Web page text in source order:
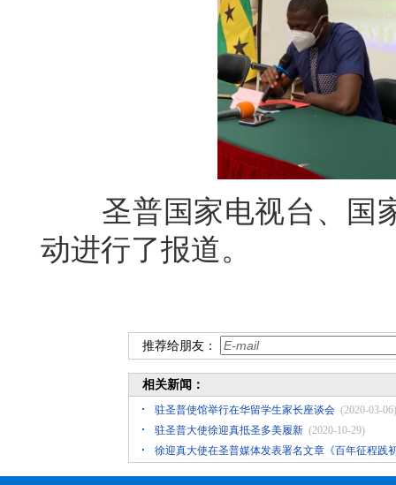
圣普国家电视台、国家
动进行了报道。
推荐给朋友：
相关新闻：
驻圣普使馆举行在华留学生家长座谈会 (2020-03-06)
驻圣普大使徐迎真抵圣多美履新 (2020-10-29)
徐迎真大使在圣普媒体发表署名文章《百年征程践